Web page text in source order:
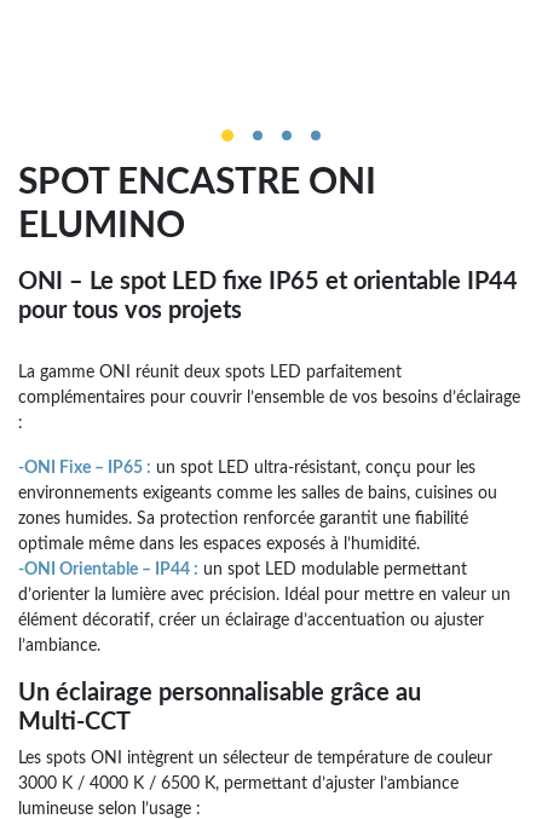
SPOT ENCASTRE ONI
ELUMINO
ONI – Le spot LED fixe IP65 et orientable IP44
pour tous vos projets
La gamme ONI réunit deux spots LED parfaitement
complémentaires pour couvrir l’ensemble de vos besoins d’éclairage
:
-ONI Fixe – IP65 : un spot LED ultra‑résistant, conçu pour les
environnements exigeants comme les salles de bains, cuisines ou
zones humides. Sa protection renforcée garantit une fiabilité
optimale même dans les espaces exposés à l’humidité.
-ONI Orientable – IP44 : un spot LED modulable permettant
d’orienter la lumière avec précision. Idéal pour mettre en valeur un
élément décoratif, créer un éclairage d’accentuation ou ajuster
l’ambiance.
Un éclairage personnalisable grâce au
Multi‑CCT
Les spots ONI intègrent un sélecteur de température de couleur
3000 K / 4000 K / 6500 K, permettant d’ajuster l’ambiance
lumineuse selon l’usage :